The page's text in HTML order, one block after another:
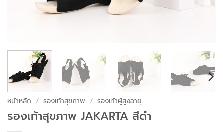
หน้าหลัก / รองเท้าสุขภาพ / รองเท้าผู้สูงอายุ
รองเท้าสุขภาพ JAKARTA สีดำ